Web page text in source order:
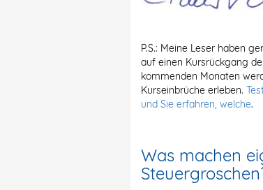
P.S.: Meine Leser haben
auf einen Kursrückgang
kommenden Monaten
Kurseinbrüche erleben.
und Sie erfahren, welche.
Was machen